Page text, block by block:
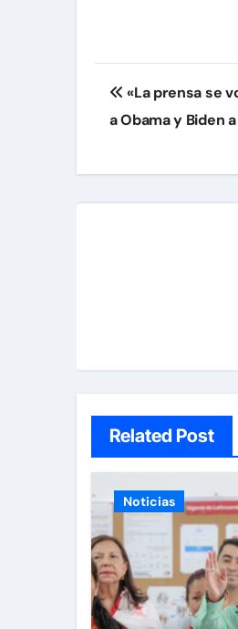
de
«La prensa se
a Obama y Biden
Related Post
Noticias